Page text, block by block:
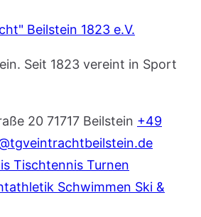
Beilstein 1823 e.V.
Seit 1823 vereint in Sport
20 71717 Beilstein +49
Tischtennis Turnen
Schwimmen Ski &